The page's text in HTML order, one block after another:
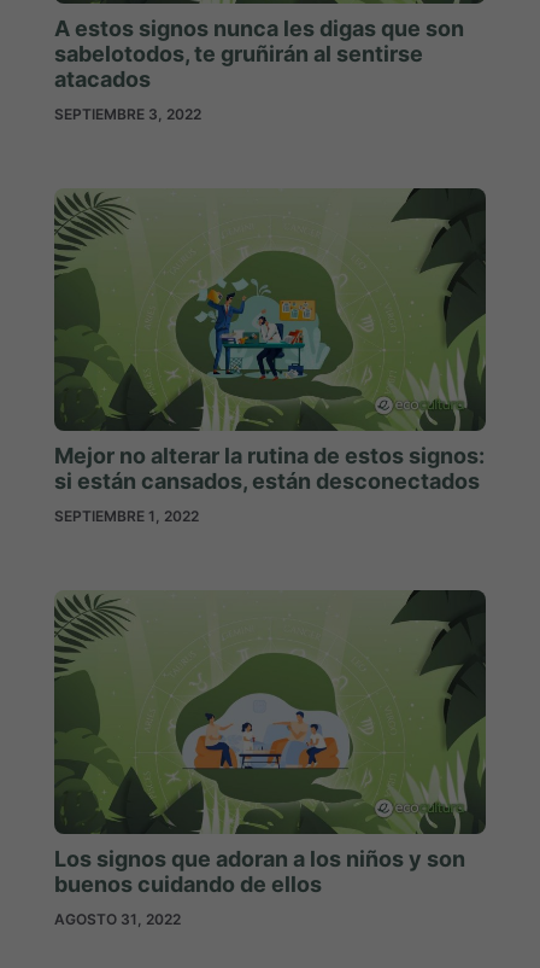
A estos signos nunca les digas que son
sabelotodos, te gruñirán al sentirse
atacados
SEPTIEMBRE 3, 2022
Mejor no alterar la rutina de estos signos:
si están cansados, están desconectados
SEPTIEMBRE 1, 2022
Los signos que adoran a los niños y son
buenos cuidando de ellos
AGOSTO 31, 2022